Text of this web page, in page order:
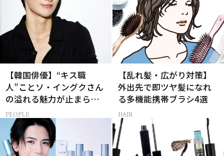
【韓国俳優】“キス職
人”ことソ・イングクさん
の溢れる魅力が止まらな
い【特別画像集】
PEOPLE
【乱れ髪・広がり対策】
外出先で即ツヤ髪になれ
る多機能携帯ブラシ4選
HAIR